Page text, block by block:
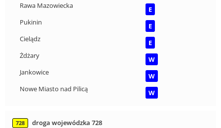
Rawa Mazowiecka
E
Pukinin
E
Cielądz
E
Żdżary
W
Jankowice
W
Nowe Miasto nad Pilicą
W
728
droga wojewódzka 728